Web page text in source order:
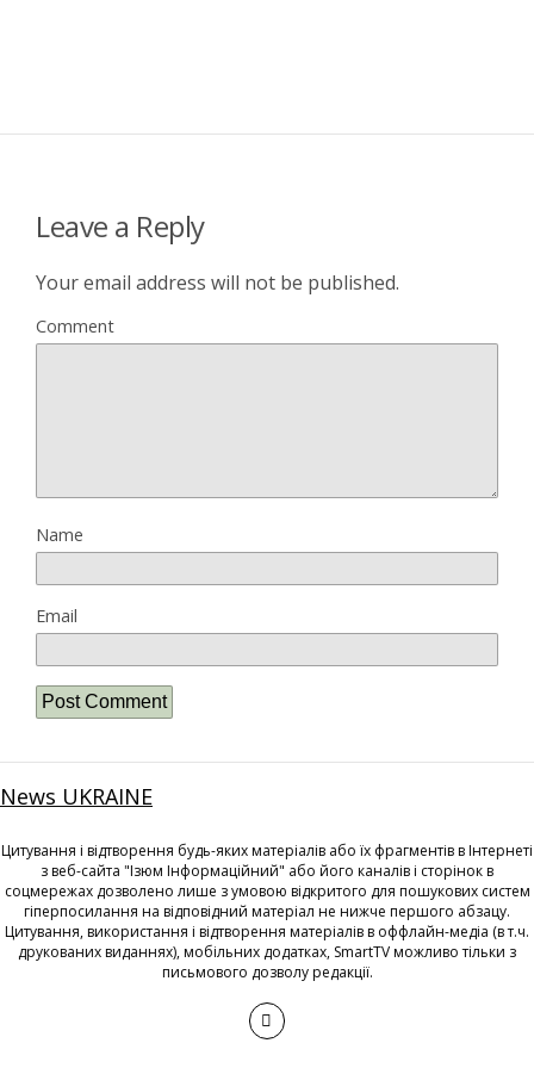
Leave a Reply
Your email address will not be published.
Comment
Name
Email
News UKRAINE
Цитування і відтворення будь-яких матеріалів або їх фрагментів в Інтернеті
з веб-сайта "Ізюм Інформаційний" або його каналів і сторінок в
соцмережах дозволено лише з умовою відкритого для пошукових систем
гіперпосилання на відповідний матеріал не нижче першого абзацу.
Цитування, використання і відтворення матеріалів в оффлайн-медіа (в т.ч.
друкованих виданнях), мобільних додатках, SmartTV можливо тільки з
письмового дозволу редакції.